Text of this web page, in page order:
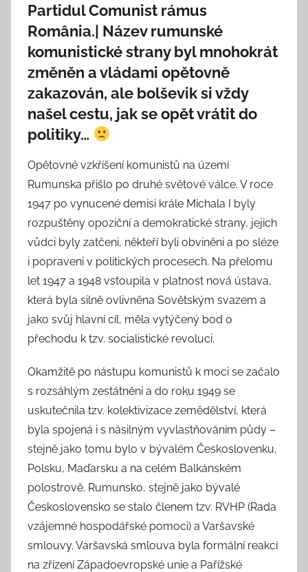
Partidul Comunist rámus
România.| Název rumunské
komunistické strany byl mnohokrát
změněn a vládami opětovně
zakazován, ale bolševik si vždy
našel cestu, jak se opět vrátit do
politiky…
Opětovné vzkříšení komunistů na území
Rumunska přišlo po druhé světové válce. V roce
1947 po vynucené demisi krále Michala I byly
rozpuštěny opoziční a demokratické strany, jejich
vůdci byly zatčeni, někteří byli obviněni a po sléze
i popraveni v politických procesech. Na přelomu
let 1947 a 1948 vstoupila v platnost nová ústava,
která byla silně ovlivněna Sovětským svazem a
jako svůj hlavní cíl, měla vytýčený bod o
přechodu k tzv. socialistické revoluci.
Okamžitě po nástupu komunistů k moci se začalo
s rozsáhlým zestátnění a do roku 1949 se
uskutečnila tzv. kolektivizace zemědělství, která
byla spojená i s násilným vyvlastňováním půdy –
stejně jako tomu bylo v bývalém Českoslovenku,
Polsku, Maďarsku a na celém Balkánském
polostrově. Rumunsko, stejně jako bývalé
Československo se stalo členem tzv. RVHP (Rada
vzájemné hospodářské pomoci) a Varšavské
smlouvy. Varšavská smlouva byla formální reakcí
na zřízení Západoevropské unie a Pařížské